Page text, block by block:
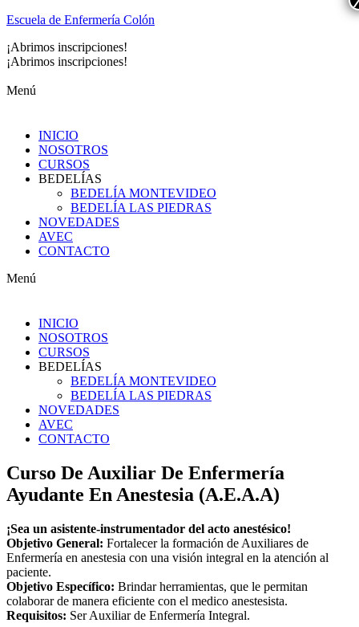
Escuela de Enfermería Colón
¡Abrimos inscripciones!
¡Abrimos inscripciones!
Menú
INICIO
NOSOTROS
CURSOS
BEDELÍAS
BEDELÍA MONTEVIDEO
BEDELÍA LAS PIEDRAS
NOVEDADES
AVEC
CONTACTO
Menú
INICIO
NOSOTROS
CURSOS
BEDELÍAS
BEDELÍA MONTEVIDEO
BEDELÍA LAS PIEDRAS
NOVEDADES
AVEC
CONTACTO
Curso De Auxiliar De Enfermería
Ayudante En Anestesia (A.E.A.A)
¡Sea un asistente-instrumentador del acto anestésico!
Objetivo General: Fortalecer la formación de Auxiliares de
Enfermería en anestesia con una visión integral en la atención al
paciente.
Objetivo Específico: Brindar herramientas, que le permitan
colaborar de manera eficiente con el medico anestesista.
Requisitos: Ser Auxiliar de Enfermería Integral.